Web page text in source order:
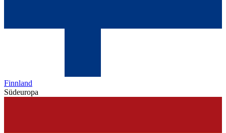
Finnland
Südeuropa